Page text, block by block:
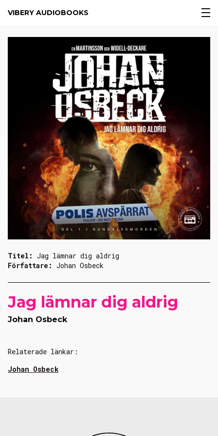
VIBERY AUDIOBOOKS
Jag lämnar dig aldrig
Johan Osbeck
Relaterade länkar:
Johan Osbeck
Titel: Jag lämnar dig aldrig
Författare: Johan Osbeck